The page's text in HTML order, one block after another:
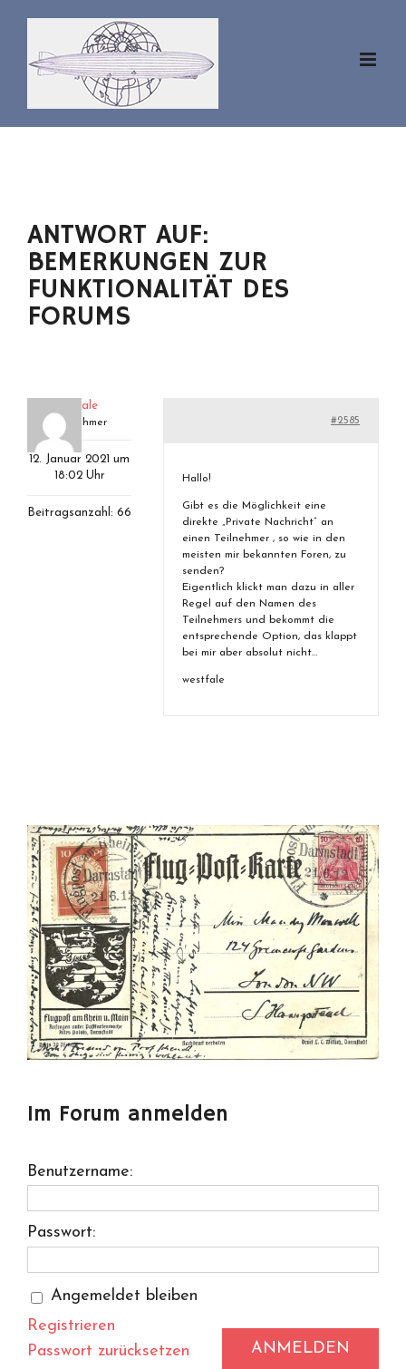
springen
ANTWORT AUF:
BEMERKUNGEN ZUR
FUNKTIONALITÄT DES
FORUMS
westfale
Teilnehmer
12. Januar 2021 um
18:02 Uhr
Beitragsanzahl: 66
#2585
Hallo!
Gibt es die Möglichkeit eine
direkte „Private Nachricht“ an
einen Teilnehmer , so wie in den
meisten mir bekannten Foren, zu
senden?
Eigentlich klickt man dazu in aller
Regel auf den Namen des
Teilnehmers und bekommt die
entsprechende Option, das klappt
bei mir aber absolut nicht…
westfale
Im Forum anmelden
Benutzername:
Passwort:
Angemeldet bleiben
ANMELDEN
Registrieren
Passwort zurücksetzen